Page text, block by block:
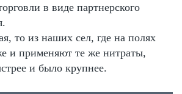
в виде партнерского
то из наших сел, где на полях
и применяют те же нитраты,
и было крупнее.